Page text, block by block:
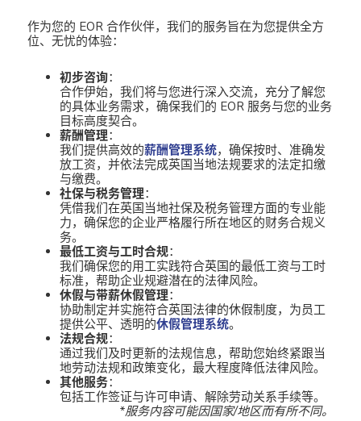
作为您的 EOR 合作伙伴，我们的服务旨在为您提供全方
位、无忧的体验：
初步咨询：
合作伊始，我们将与您进行深入交流，充分了解您
的具体业务需求，确保我们的 EOR 服务与您的业务
目标高度契合。
薪酬管理：
我们提供高效的薪酬管理系统，确保按时、准确发
放工资，并依法完成英国当地法规要求的法定扣缴
与缴费。
社保与税务管理：
凭借我们在英国当地社保及税务管理方面的专业能
力，确保您的企业严格履行所在地区的财务合规义
务。
最低工资与工时合规：
我们确保您的用工实践符合英国的最低工资与工时
标准，帮助企业规避潜在的法律风险。
休假与带薪休假管理：
协助制定并实施符合英国法律的休假制度，为员工
提供公平、透明的休假管理系统。
法规合规：
通过我们及时更新的法规信息，帮助您始终紧跟当
地劳动法规和政策变化，最大程度降低法律风险。
其他服务：
包括工作签证与许可申请、解除劳动关系手续等。
*服务内容可能因国家/地区而有所不同。